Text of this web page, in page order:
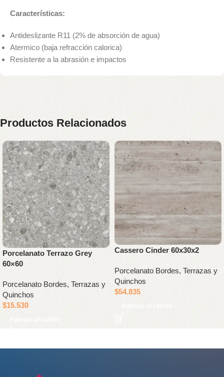
Características:
Antideslizante R11 (2% de absorción de agua)
Atermico (baja refracción calorica)
Resistente a la abrasión e impactos
Productos Relacionados
Porcelanato Terrazo Grey
60×60
Porcelanato Bordes, Terrazas y
Quinchos
$15.530
Agregar al carrito
Cassero Cinder 60x30x2
Porcelanato Bordes, Terrazas y
Quinchos
$54.835
Agregar al carrito